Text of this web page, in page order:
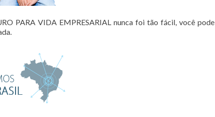
PARA VIDA EMPRESARIAL nunca foi tão fácil, você pode